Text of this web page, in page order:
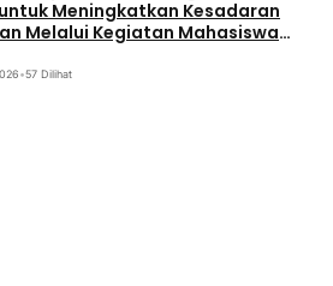
Meningkatkan Kesadaran
Melalui Kegiatan Mahasiswa
•57 Dilihat